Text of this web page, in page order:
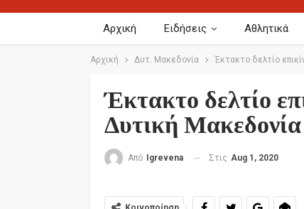
Αρχική Ειδήσεις Αθλητικά
Αρχική Δυτ. Μακεδονία Έκτακτο δελτίο
Έκτακτο δελτίο
Δυτική Μακεδονία
Από Igrevena Στις Aug 1, 2020